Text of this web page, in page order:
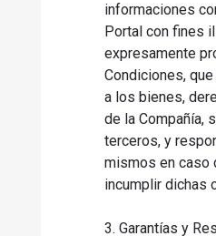
informaciones
Portal con fines
expresamente
Condiciones,
a los bienes,
de la Compañía,
terceros, y
mismos en caso
incumplir dichas
3. Garantías y